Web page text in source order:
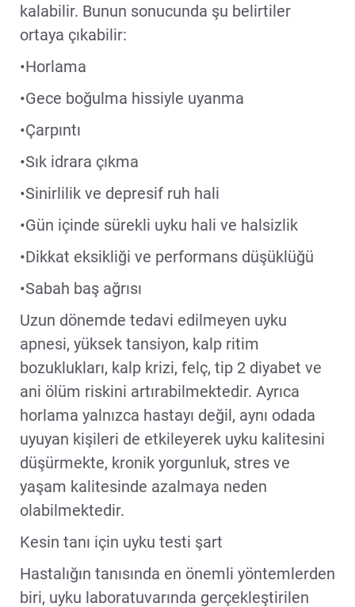
kalabilir. Bunun sonucunda şu belirtiler
ortaya çıkabilir:
•Horlama
•Gece boğulma hissiyle uyanma
•Çarpıntı
•Sık idrara çıkma
•Sinirlilik ve depresif ruh hali
•Gün içinde sürekli uyku hali ve halsizlik
•Dikkat eksikliği ve performans düşüklüğü
•Sabah baş ağrısı
Uzun dönemde tedavi edilmeyen uyku
apnesi, yüksek tansiyon, kalp ritim
bozuklukları, kalp krizi, felç, tip 2 diyabet ve
ani ölüm riskini artırabilmektedir. Ayrıca
horlama yalnızca hastayı değil, aynı odada
uyuyan kişileri de etkileyerek uyku kalitesini
düşürmekte, kronik yorgunluk, stres ve
yaşam kalitesinde azalmaya neden
olabilmektedir.
Kesin tanı için uyku testi şart
Hastalığın tanısında en önemli yöntemlerden
biri, uyku laboratuvarında gerçekleştirilen